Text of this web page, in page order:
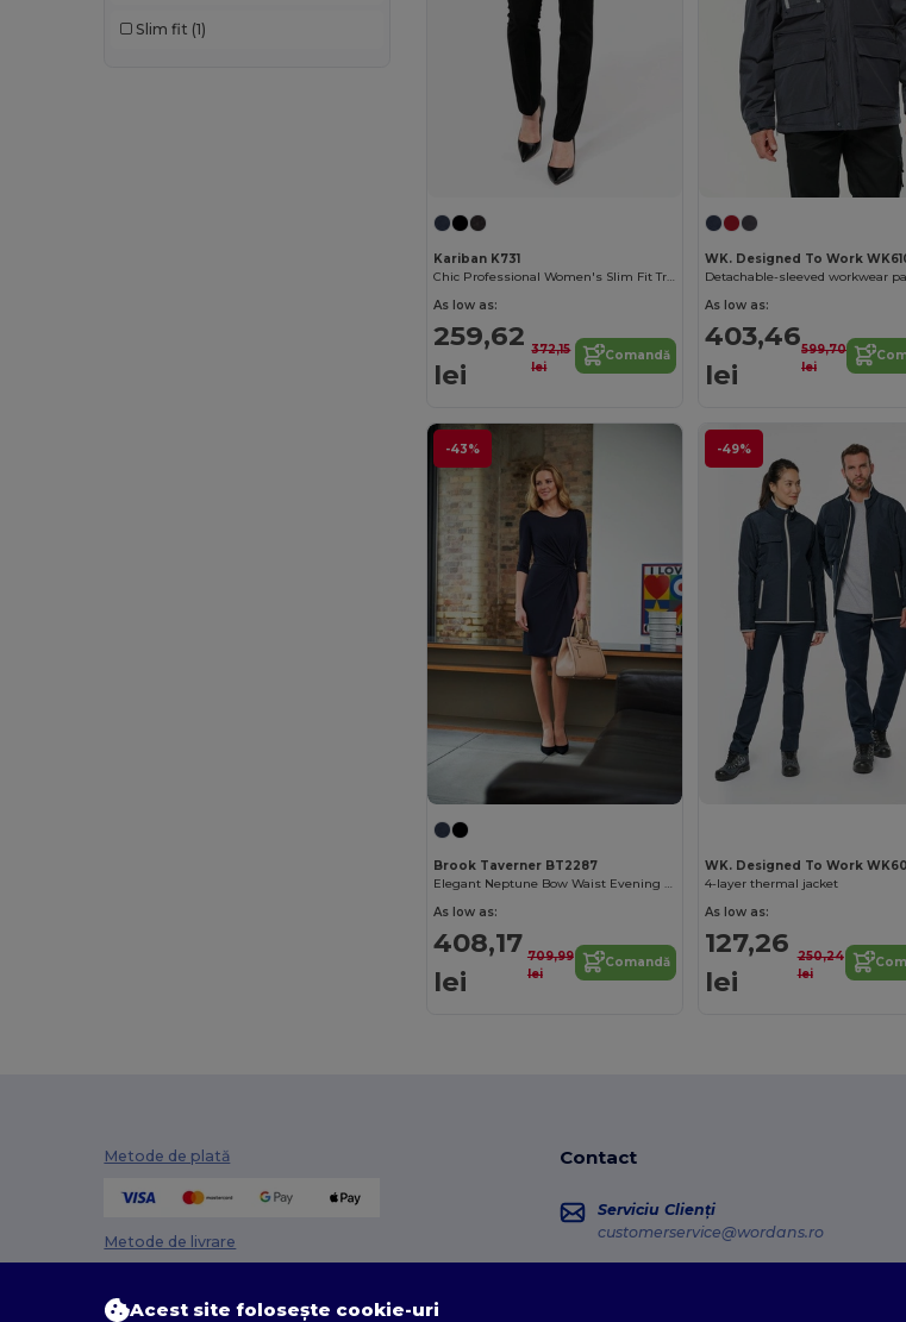
Slim fit (1)
Kariban K731
Chic Professional Women's Slim Fit Trousers
As low as:
259,62
lei
372,15
lei
Comandă
WK. Designed To Work
Detachable-sleeved workwear
As low as:
403,46
lei
599,70
lei
-43%
Brook Taverner BT2287
Elegant Neptune Bow Waist Evening Work Dress
As low as:
408,17
lei
709,99
lei
Comandă
-49%
WK. Designed To Work
4-layer thermal jacket
As low as:
127,26
lei
250,24
lei
Metode de plată
Metode de livrare
Contact
Serviciu Clienți
customerservice@wordans.ro
Acest site folosește cookie-uri